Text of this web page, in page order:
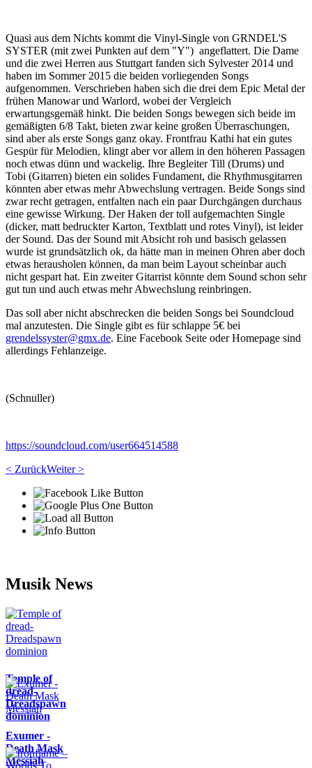
Quasi aus dem Nichts kommt die Vinyl-Single von GRNDEL'S
SYSTER (mit zwei Punkten auf dem "Y") angeflattert. Die Dame
und die zwei Herren aus Stuttgart fanden sich Sylvester 2014 und
haben im Sommer 2015 die beiden vorliegenden Songs
aufgenommen. Verschrieben haben sich die drei dem Epic Metal der
frühen Manowar und Warlord, wobei der Vergleich
erwartungsgemäß hinkt. Die beiden Songs bewegen sich beide im
gemäßigten 6/8 Takt, bieten zwar keine großen Überraschungen,
sind aber als erste Songs ganz okay. Frontfrau Kathi hat ein gutes
Gespür für Melodien, klingt aber vor allem in den höheren Passagen
noch etwas dünn und wackelig. Ihre Begleiter Till (Drums) und
Tobi (Gitarren) bieten ein solides Fundament, die Rhythmusgitarren
könnten aber etwas mehr Abwechslung vertragen. Beide Songs sind
zwar recht getragen, entfalten nach ein paar Durchgängen durchaus
eine gewisse Wirkung. Der Haken der toll aufgemachten Single
(dicker, matt bedruckter Karton, Textblatt und rotes Vinyl), ist leider
der Sound. Das der Sound mit Absicht roh und basisch gelassen
wurde ist grundsätzlich ok, da hätte man in meinen Ohren aber doch
etwas herausholen können, da man beim Layout scheinbar auch
nicht gespart hat. Ein zweiter Gitarrist könnte dem Sound schon sehr
gut tun und auch etwas mehr Abwechslung reinbringen.
Das soll aber nicht abschrecken die beiden Songs bei Soundcloud
mal anzutesten. Die Single gibt es für schlappe 5€ bei
grendelssyster@gmx.de. Eine Facebook Seite oder Homepage sind
allerdings Fehlanzeige.
(Schnuller)
https://soundcloud.com/user664514588
< ZurückWeiter >
Musik News
Temple of
dread-
Dreadspawn
dominion
Exumer -
Death Mask
Messiah